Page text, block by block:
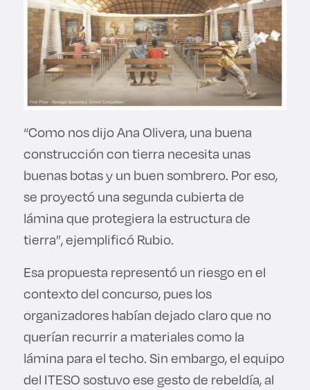
“Como nos dijo Ana Olivera, una buena
construcción con tierra necesita unas
buenas botas y un buen sombrero. Por eso,
se proyectó una segunda cubierta de
lámina que protegiera la estructura de
tierra”, ejemplificó Rubio.
Esa propuesta representó un riesgo en el
contexto del concurso, pues los
organizadores habían dejado claro que no
querían recurrir a materiales como la
lámina para el techo. Sin embargo, el equipo
del ITESO sostuvo ese gesto de rebeldía, al